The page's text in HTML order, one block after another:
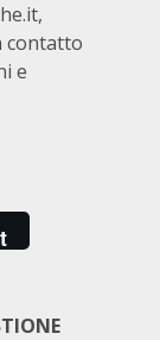
contatto
e